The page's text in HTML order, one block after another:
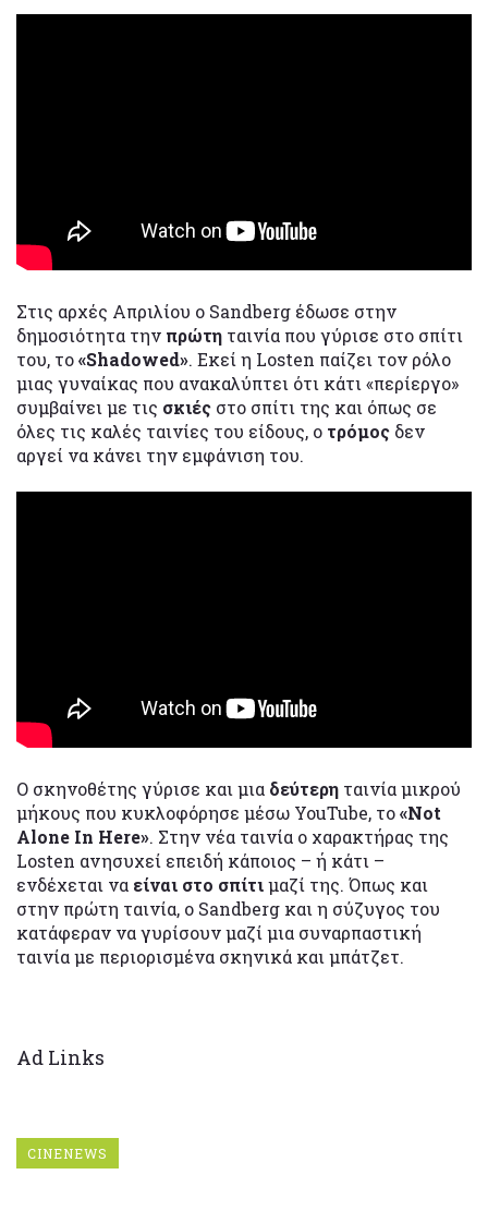
Στις αρχές Απριλίου ο Sandberg έδωσε στην
δημοσιότητα την πρώτη ταινία που γύρισε στο σπίτι
του, το«Shadowed». Εκεί η Losten παίζει τον ρόλο
μιας γυναίκας που ανακαλύπτει ότι κάτι «περίεργο»
συμβαίνει με τις σκιές στο σπίτι της και όπως σε
όλες τις καλές ταινίες του είδους, ο τρόμος δεν
αργεί να κάνει την εμφάνιση του.
Ο σκηνοθέτης γύρισε και μια δεύτερη ταινία μικρού
μήκους που κυκλοφόρησε μέσω YouTube, το«Not
Alone In Here». Στην νέα ταινία ο χαρακτήρας της
Losten ανησυχεί επειδή κάποιος – ή κάτι –
ενδέχεται να είναι στο σπίτιμαζί της. Όπως και
στην πρώτη ταινία, ο Sandberg και η σύζυγος του
κατάφεραν να γυρίσουν μαζί μια συναρπαστική
ταινία με περιορισμένα σκηνικά και μπάτζετ.
Ad Links
CINENEWS